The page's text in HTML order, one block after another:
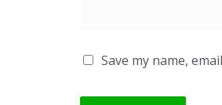
Save my name,